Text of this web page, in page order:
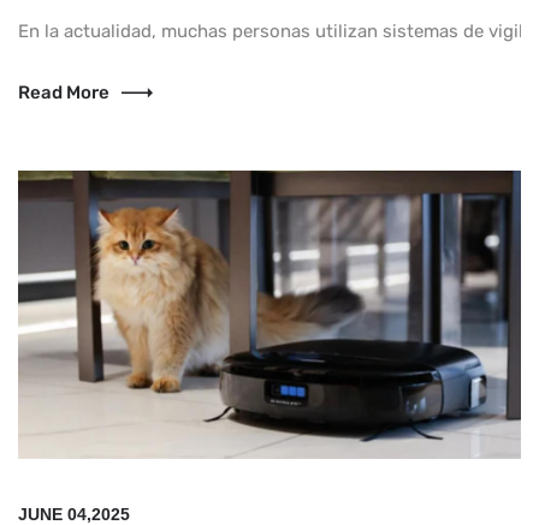
En la actualidad, muchas personas utilizan sistemas de
Read More
JUNE 04,2025